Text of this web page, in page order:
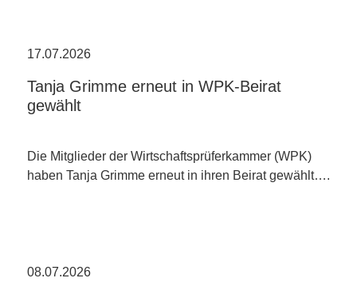
17.07.2026
Tanja Grimme erneut in WPK-Beirat
gewählt
Die Mitglieder der Wirtschaftsprüferkammer (WPK)
haben Tanja Grimme erneut in ihren Beirat gewählt….
08.07.2026